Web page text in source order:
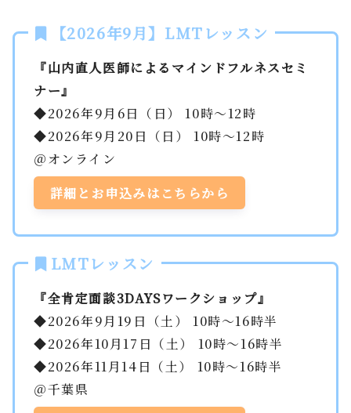
【2026年9月】LMTレッスン
『山内直人医師によるマインドフルネスセミ
ナー』
◆2026年9月6日（日） 10時～12時
◆2026年9月20日（日） 10時～12時
＠オンライン
詳細とお申込みはこちらから
LMTレッスン
『全肯定面談3DAYSワークショップ』
◆2026年9月19日（土） 10時～16時半
◆2026年10月17日（土） 10時～16時半
◆2026年11月14日（土） 10時～16時半
＠千葉県